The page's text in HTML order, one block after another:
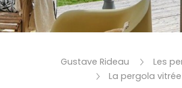
Gustave Rideau
Les
La pergola vitrée